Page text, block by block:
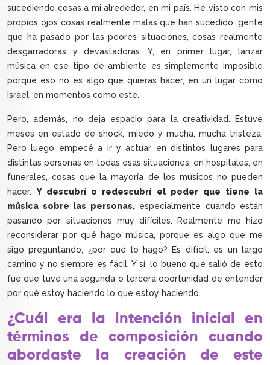
sucediendo cosas a mi alrededor, en mi país. He visto con mis
propios ojos cosas realmente malas que han sucedido, gente
que ha pasado por las peores situaciones, cosas realmente
desgarradoras y devastadoras. Y, en primer lugar, lanzar
música en ese tipo de ambiente es simplemente imposible
porque eso no es algo que quieras hacer, en un lugar como
Israel, en momentos como este.
Pero, además, no deja espacio para la creatividad. Estuve
meses en estado de shock, miedo y mucha, mucha tristeza.
Pero luego empecé a ir y actuar en distintos lugares para
distintas personas en todas esas situaciones, en hospitales, en
funerales, cosas que la mayoría de los músicos no pueden
hacer.Y descubrí o redescubrí el poder que tiene la
música sobre las personas,especialmente cuando están
pasando por situaciones muy difíciles. Realmente me hizo
reconsiderar por qué hago música, porque es algo que me
sigo preguntando, ¿por qué lo hago? Es difícil, es un largo
camino y no siempre es fácil. Y sí, lo bueno que salió de esto
fue que tuve una segunda o tercera oportunidad de entender
por qué estoy haciendo lo que estoy haciendo.
¿Cuál era la intención inicial en
términos de composición cuando
abordaste la creación de este